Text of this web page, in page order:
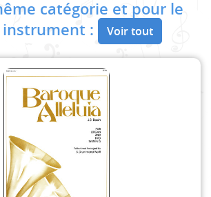
catégorie et pour le
:
Voir tout